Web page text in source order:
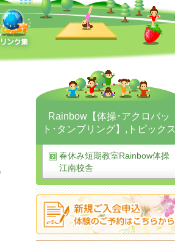
Rainbow【体操･アクロバッ
ト･タンブリング】 , トピックス
春休み短期教室Rainbow体操
江南校舎